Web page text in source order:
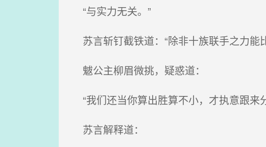
“与实力无关。”
苏言斩钉截铁道：“除非十族联手之力能
魃公主柳眉微挑，疑惑道：
“我们还当你算出胜算不小，才执意跟来
苏言解释道：